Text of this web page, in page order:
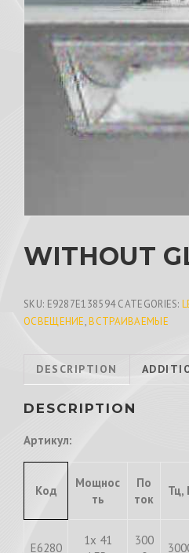
WITHOUT
SKU: E9287E138594 CATEGORIES:
ОСВЕЩЕНИЕ,ВСТРАИВАЕМЫЕ
DESCRIPTION
DESCRIPTION
Артикул:
Код
Мощнос
ть
По
ток
Тц,
E6280
1x 41
300